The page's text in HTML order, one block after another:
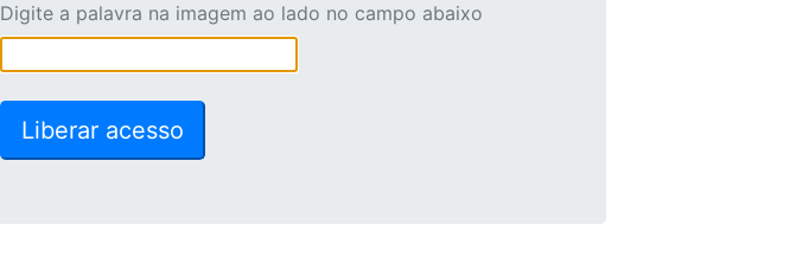
Digite a palavra na imagem ao lado no campo abaixo